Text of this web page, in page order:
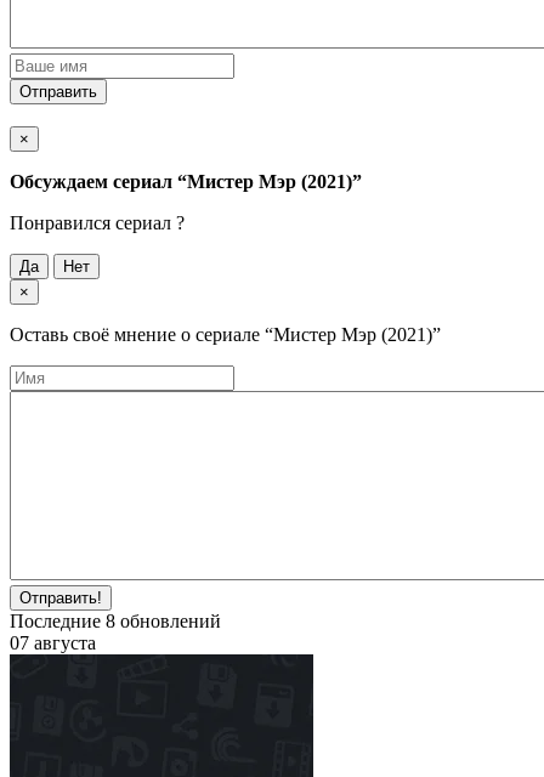
Отправить
×
Обсуждаем cериал “Мистер Мэр (2021)”
Понравился cериал ?
Да
Нет
×
Оставь своё мнение о cериале “Мистер Мэр (2021)”
Отправить!
Последние 8 обновлений
07 августа